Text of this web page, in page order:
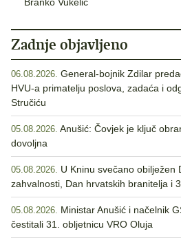
Zadnje objavljeno
06.08.2026. General-bojnik Zdilar
HVU-a primatelju poslova, zadaća i
Stručiću
05.08.2026. Anušić: Čovjek je ključ
dovoljna
05.08.2026. U Kninu svečano obilježen
zahvalnosti, Dan hrvatskih branitelja i
05.08.2026. Ministar Anušić i načelnik
čestitali 31. obljetnicu VRO Oluja